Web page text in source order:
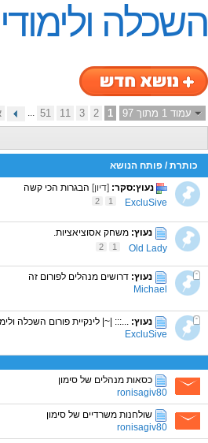
השכלה
עמוד 1 מתוך 97 1
2
3
11
51
...
כותרת/ פותח הנושא
נעוץ:סקר: [דיון] הבגרות הכי קשה
ExcluSive
1
2
נעוץ: משחק אסוציאציות.
Old Lady
1
2
נעוץ: דרושים מנהלים לפורום זה
Michael
נעוץ: ...::: |~| לינקיית פורום השכלה
ExcluSive
כסאות מנהלים של סימון
ronisagiv80
שולחנות משרדיים של סימון
ronisagiv80